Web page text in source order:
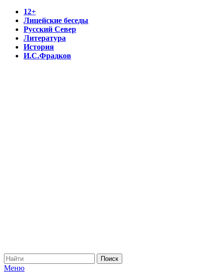
12+
Лицейские беседы
Русский Север
Литература
История
И.С.Фрадков
Меню